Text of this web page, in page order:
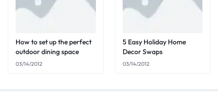
How to set up the perfect
outdoor dining space
03/14/2012
5 Easy Holiday Home
Decor Swaps
03/14/2012